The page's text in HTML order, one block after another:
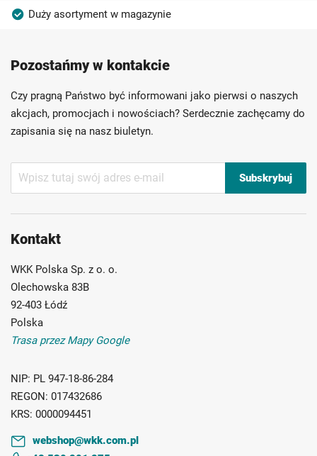
Duży asortyment w magazynie
Szybka dostawa
Indywidualni doradcy
Ponad 40 lat doświadczenia
Możliwość własnego etykietowania
Pozostańmy w kontakcie
Czy pragną Państwo być informowani jako pierwsi o naszych
akcjach, promocjach i nowościach? Serdecznie zachęcamy do
zapisania się na nasz biuletyn.
nasz
Subskrybuj
Kontakt
WKK Polska Sp. z o. o.
Olechowska 83B
92-403 Łódź
Polska
Trasa przez Mapy Google
NIP: PL 947-18-86-284
REGON: 017432686
KRS: 0000094451
webshop@wkk.com.pl